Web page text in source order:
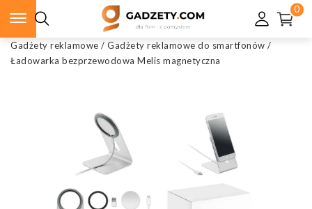
0
Gadżety reklamowe / Gadżety reklamowe do smartfonów /
Ładowarka bezprzewodowa Melis magnetyczna